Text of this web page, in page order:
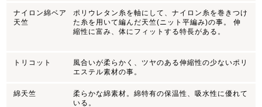
ナイロン綿ベア
天竺
ポリウレタン糸を軸にして、ナイロン糸を巻きつけ
た糸を用いて編んだ天竺(ニット平編み)の事。 伸
縮性に富み、体にフィットする特長がある。
トリコット
風合いが柔らかく、ツヤのある伸縮性の少ないポリ
エステル素材の事。
綿天竺
柔らかな綿素材。綿特有の保温性、吸水性に優れて
いる。